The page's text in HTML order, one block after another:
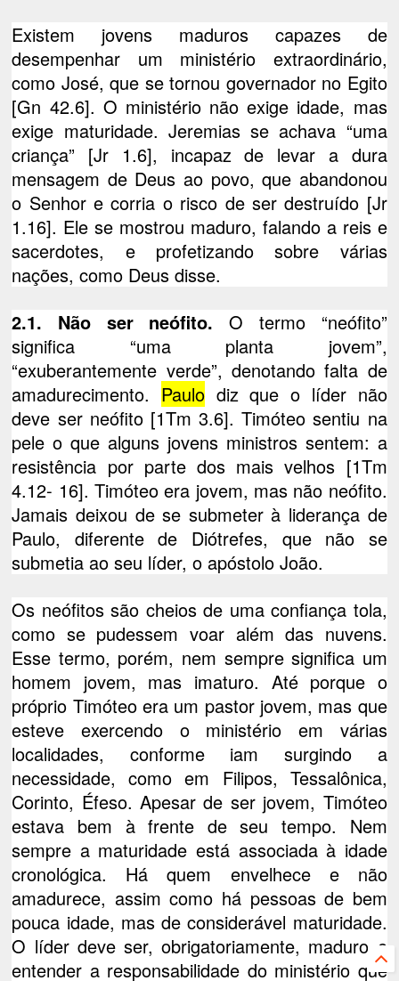
Existem jovens maduros capazes de
desempenhar um ministério extraordinário,
como José, que se tornou governador no Egito
[Gn 42.6]. O ministério não exige idade, mas
exige maturidade. Jeremias se achava “uma
criança” [Jr 1.6], incapaz de levar a dura
mensagem de Deus ao povo, que abandonou
o Senhor e corria o risco de ser destruído [Jr
1.16]. Ele se mostrou maduro, falando a reis e
sacerdotes, e profetizando sobre várias
nações, como Deus disse.
2.1. Não ser neófito.O termo “neófito”
significa “uma planta jovem”,
“exuberantemente verde”, denotando falta de
amadurecimento. Paulo diz que o líder não
deve ser neófito [1Tm 3.6]. Timóteo sentiu na
pele o que alguns jovens ministros sentem: a
resistência por parte dos mais velhos [1Tm
4.12- 16]. Timóteo era jovem, mas não neófito.
Jamais deixou de se submeter à liderança de
Paulo, diferente de Diótrefes, que não se
submetia ao seu líder, o apóstolo João.
Os neófitos são cheios de uma confiança tola,
como se pudessem voar além das nuvens.
Esse termo, porém, nem sempre significa um
homem jovem, mas imaturo. Até porque o
próprio Timóteo era um pastor jovem, mas que
esteve exercendo o ministério em várias
localidades, conforme iam surgindo a
necessidade, como em Filipos, Tessalônica,
Corinto, Éfeso. Apesar de ser jovem, Timóteo
estava bem à frente de seu tempo. Nem
sempre a maturidade está associada à idade
cronológica. Há quem envelhece e não
amadurece, assim como há pessoas de bem
pouca idade, mas de considerável maturidade.
O líder deve ser, obrigatoriamente, maduro e
entender a responsabilidade do ministério que